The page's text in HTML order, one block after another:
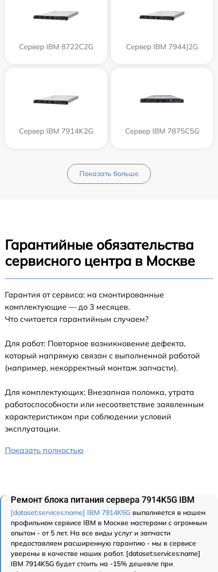
Сервер IBM 8722C2G Сервер IBM 7944J2G
Сервер IBM 7914K2G Сервер IBM 7875C5G
Показать больше
Гарантийные обязательства
сервисного центра в Москве
Гарантия от сервиса: на смонтированные
комплектующие — до 3 месяцев.
Что считается гарантийным случаем?
Для работ: Повторное возникновение дефекта,
который напрямую связан с выполненной работой
(например, некорректный монтаж запчасти).
Для комплектующих: Внезапная поломка, утрата
работоспособности или несоответствие заявленным
характеристикам при соблюдении условий
эксплуатации.
Показать полностью
Ремонт блока питания сервера 7914K5G IBM
[dataset:services:name] IBM 7914K5G выполняется в нашем
профильном сервисе IBM в Москве мастерами с огромным
опытом - от 5 лет. На все виды услуг и запчасти
предоставляем расширенную гарантию - мы в сервисе
уверены в качестве наших работ. [dataset:services:name]
IBM 7914K5G будет стоить на -15% дешевле при